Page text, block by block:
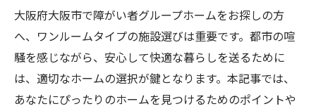
大阪府大阪市で障がい者グループホームをお探しの方
へ、ワンルームタイプの施設選びは重要です。都市の喧
騒を感じながら、安心して快適な暮らしを送るために
は、適切なホームの選択が鍵となります。本記事では、
あなたにぴったりのホームを見つけるためのポイントや